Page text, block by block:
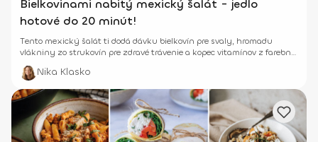
Bielkovinami nabitý mexický šalát - jedlo
hotové do 20 minút!
Tento mexický šalát ti dodá dávku bielkovín pre svaly, hromadu
vlákniny zo strukovín pre zdravé trávenie a kopec vitamínov z farebnej
zeleniny.
Nika Klasko